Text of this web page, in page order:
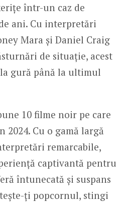
într-un caz de
ani. Cu interpretări
Mara și Daniel Craig
de situație, acest
gură până la ultimul
10 filme noir pe care
Cu o gamă largă
remarcabile,
captivantă pentru
întunecată și suspans
ți popcornul, stingi